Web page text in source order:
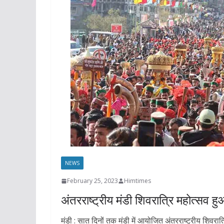
NEWS
February 25, 2023 Himtimes
अंतरराष्ट्रीय मंडी शिवरात्रि महोत्सव
मंडी : सात दिनों तक मंडी में आयोजित अंतरराष्ट्रीय